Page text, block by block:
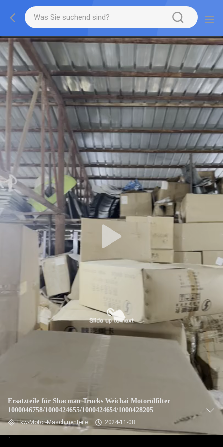
Ersatzteile für Shacman Trucks Weichai Motorölfilter
1000046758/1000424655/1000424654/1000428205
Lkw-Motor-Maschinenteile 2024-11-08